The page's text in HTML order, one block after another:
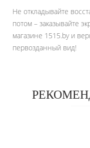
Не откладывайте
потом – заказывайте
магазине 1515.by и
первозданный вид!